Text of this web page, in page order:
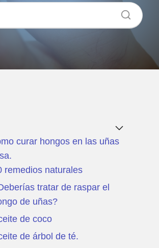
curar hongos en las uñas
remedios naturales
tratar de raspar el
de uñas?
de coco
de árbol de té.